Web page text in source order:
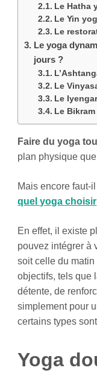
Le Hatha
Le Yin
Le
Le yoga
jours ?
Le
Le
Le
Faire du yoga
plan physique
Mais encore faut-
quel yoga choisir
En effet, il existe
pouvez intégrer à
soit celle du
objectifs, tels que
détente, de
simplement pour
certains types
Yoga